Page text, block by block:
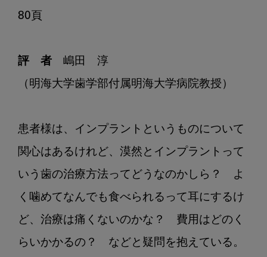
80頁
評　者 嶋田　淳
（明海大学歯学部付属明海大学病院教授）
患者様は、インプラントというものについて
関心はあるけれど、漠然とインプラントって
いう歯の治療方法ってどうなのかしら？　よ
く噛めてなんでも食べられるって耳にするけ
ど、治療は痛くないのかな？　費用はどのく
らいかかるの？　などと疑問を抱えている。